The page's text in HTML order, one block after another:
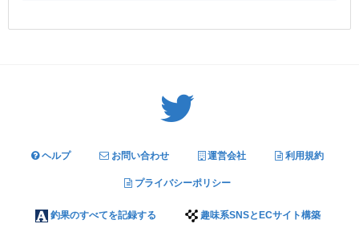
ヘルプ お問い合わせ 運営会社 利用規約
プライバシーポリシー
釣果のすべてを記録する 趣味系SNSとECサイト構築